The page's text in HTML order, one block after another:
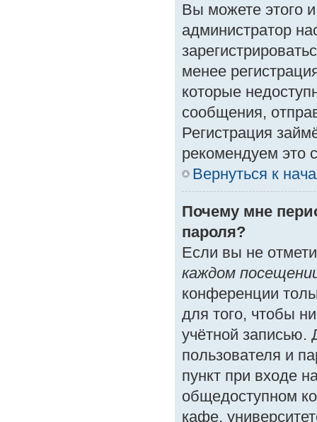
Вы можете этого и
администратор
менее
которые
сообщения,
Регистрация
рекомендуем это
Вернуться к
Почему мне
пароля?
Если вы не
каждом
конференции
для того, чтобы
учётной записью.
пользователя и
пункт при входе
общедоступном
кафе,